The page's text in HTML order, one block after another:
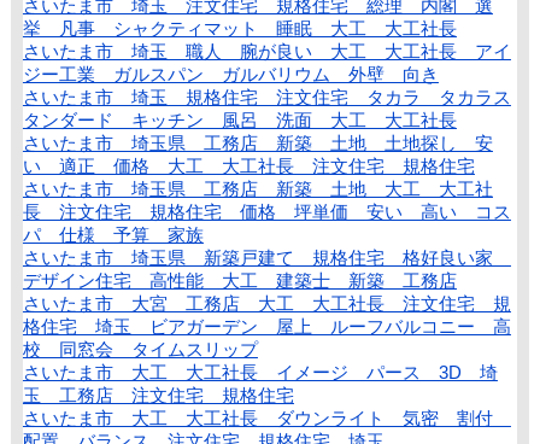
さいたま市 埼玉 注文住宅 規格住宅 総理 内閣 選
挙 凡事 シャクティマット 睡眠 大工 大工社長
さいたま市 埼玉 職人 腕が良い 大工 大工社長 アイ
ジー工業 ガルスパン ガルバリウム 外壁 向き
さいたま市 埼玉 規格住宅 注文住宅 タカラ タカラス
タンダード キッチン 風呂 洗面 大工 大工社長
さいたま市 埼玉県 工務店 新築 土地 土地探し 安
い 適正 価格 大工 大工社長 注文住宅 規格住宅
さいたま市 埼玉県 工務店 新築 土地 大工 大工社
長 注文住宅 規格住宅 価格 坪単価 安い 高い コス
パ 仕様 予算 家族
さいたま市 埼玉県 新築戸建て 規格住宅 格好良い家
デザイン住宅 高性能 大工 建築士 新築 工務店
さいたま市 大宮 工務店 大工 大工社長 注文住宅 規
格住宅 埼玉 ビアガーデン 屋上 ルーフバルコニー 高
校 同窓会 タイムスリップ
さいたま市 大工 大工社長 イメージ パース 3D 埼
玉 工務店 注文住宅 規格住宅
さいたま市 大工 大工社長 ダウンライト 気密 割付